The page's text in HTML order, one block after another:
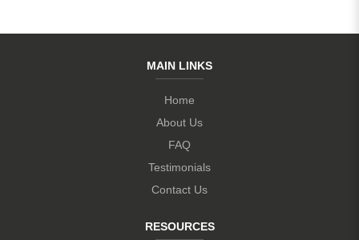
MAIN LINKS
Home
About Us
FAQ
Testimonials
Contact Us
RESOURCES